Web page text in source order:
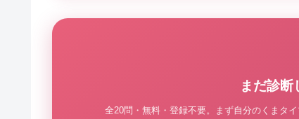
まだ診断
全20問・無料・登録不要。まず自分のくまタ